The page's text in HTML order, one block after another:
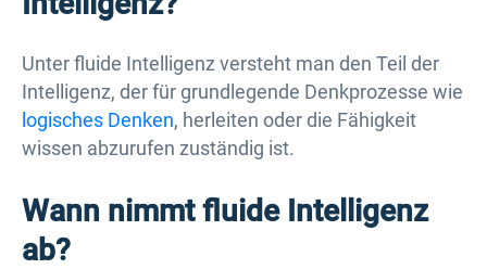
Unter fluide Intelligenz versteht man den Teil der
Intelligenz, der für grundlegende Denkprozesse wie
logisches Denken, herleiten oder die Fähigkeit
wissen abzurufen zuständig ist.
Wann nimmt fluide Intelligenz
ab?